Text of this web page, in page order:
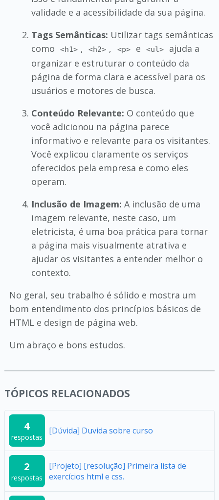
validade e a acessibilidade da sua página.
Tags Semânticas: Utilizar tags semânticas
como
<h1> , <h2> , <p> e <ul>
ajuda a
organizar e estruturar o conteúdo da
página de forma clara e acessível para os
usuários e motores de busca.
Conteúdo Relevante: O conteúdo que
você adicionou na página parece
informativo e relevante para os visitantes.
Você explicou claramente os serviços
oferecidos pela empresa e como eles
operam.
Inclusão de Imagem: A inclusão de uma
imagem relevante, neste caso, um
eletricista, é uma boa prática para tornar
a página mais visualmente atrativa e
ajudar os visitantes a entender melhor o
contexto.
No geral, seu trabalho é sólido e mostra um
bom entendimento dos princípios básicos de
HTML e design de página web.
Um abraço e bons estudos.
TÓPICOS RELACIONADOS
4
respostas
[Dúvida] Duvida sobre curso
2
respostas
[Projeto] [resolução] Primeira lista de
exercícios html e css.